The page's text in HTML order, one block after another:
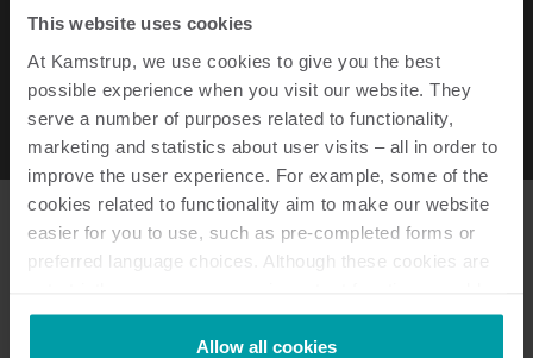
This website uses cookies
At Kamstrup, we use cookies to give you the best
possible experience when you visit our website. They
serve a number of purposes related to functionality,
marketing and statistics about user visits – all in order to
improve the user experience. For example, some of the
cookies related to functionality aim to make our website
easier for you to use, such as pre-completed forms or
preferred language choices. Although these cookies are
not be available without them.
Kamstrup makes use of third-party cookies. A third-party
Allow all cookies
behov. Dine valgmuligheder inkluderer:
Demand response (prisfleksibelt elforbrug) via
integreret laststyring
Brug af smart home-applikationer til forbrugere